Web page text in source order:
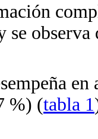
se
%) (tabla 1